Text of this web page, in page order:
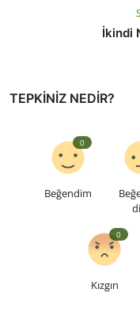
İkindi
TEPKINIZ NEDIR?
Beğendim
0
Kızgın
0